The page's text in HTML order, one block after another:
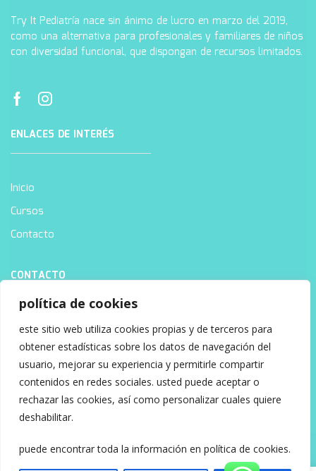
política de cookies
este sitio web utiliza cookies propias y de terceros para
obtener estadísticas sobre los datos de navegación del
usuario, mejorar su experiencia y permitirle compartir
contenidos en redes sociales. usted puede aceptar o
rechazar las cookies, así como personalizar cuales quiere
deshabilitar.
puede encontrar toda la información en política de cookies.
Try It Pediatría nace sin ánimo de lucro en marzo del 2019,
como una alternativa para profesionales y familiares de niños
con diversidad funcional, que dispongan de recursos limitados.
ENLACES DE INTERÉS
Inicio
Cursos
Contacto
CONTACTO
8:00am a 6:00pm
info@tryitpediatria.com
+34 636 59 57 33
Copyright Try It Pediatría© 2022 | Política de privacidad